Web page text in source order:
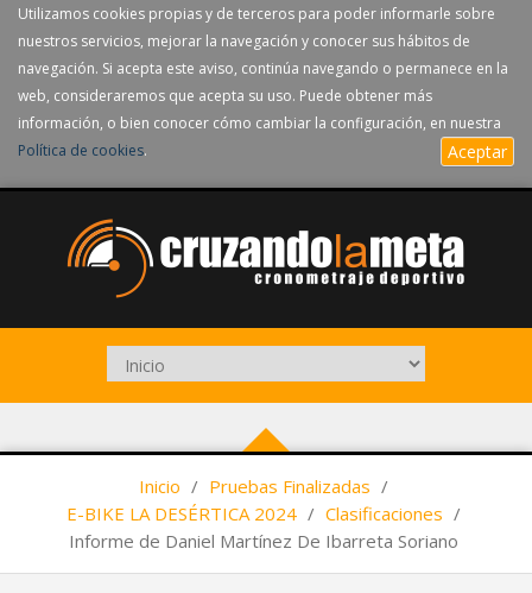
Utilizamos cookies propias y de terceros para poder informarle sobre
nuestros servicios, mejorar la navegación y conocer sus hábitos de
navegación. Si acepta este aviso, continúa navegando o permanece en la
web, consideraremos que acepta su uso. Puede obtener más
información, o bien conocer cómo cambiar la configuración, en nuestra
Política de cookies. Aceptar
Inicio / Pruebas Finalizadas /
E-BIKE LA DESÉRTICA 2024 / Clasificaciones /
Informe de Daniel Martínez De Ibarreta Soriano